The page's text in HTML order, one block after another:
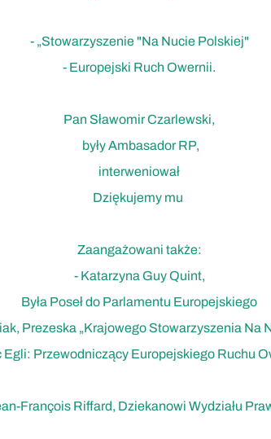
- „Stowarzyszenie "Na Nucie Polskiej"
- Europejski Ruch Owernii.
Pan Sławomir Czarlewski,
były Ambasador RP,
interweniował
Dziękujemy mu
Zaangażowani także:
- Katarzyna Guy Quint,
Była Poseł do Parlamentu Europejskiego
Prezeska „Krajowego Stowarzyszenia Na
Egli: Przewodniczący Europejskiego Ruchu
François Riffard, Dziekanowi Wydziału